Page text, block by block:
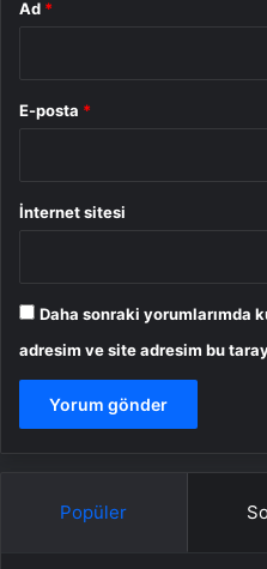
Ad *
E-posta *
İnternet sitesi
Daha sonraki yorumlarımda
adresim ve site adresim bu
Popüler